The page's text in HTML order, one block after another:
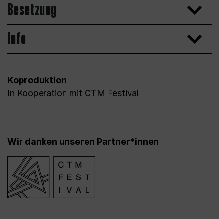
Besetzung
Info
Koproduktion
In Kooperation mit CTM Festival
Wir danken unseren Partner*innen